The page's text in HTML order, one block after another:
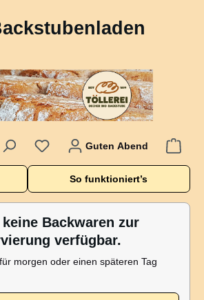
Guten Abend
So funktioniert’s
Backwaren zur
verfügbar.
morgen oder einen späteren Tag